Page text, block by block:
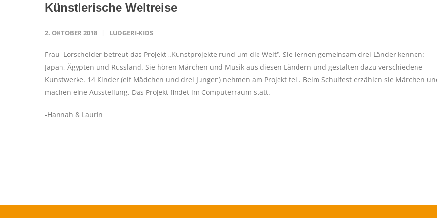
Künstlerische Weltreise
2. OKTOBER 2018 LUDGERI-KIDS
Frau Lorscheider betreut das Projekt „Kunstprojekte rund um die Welt“. Sie lernen gemeinsam drei Länder kennen:
Japan, Ägypten und Russland. Sie hören Märchen und Musik aus diesen Ländern und gestalten dazu verschiedene
Kunstwerke. 14 Kinder (elf Mädchen und drei Jungen) nehmen am Projekt teil. Beim Schulfest erzählen sie Märchen
machen eine Ausstellung. Das Projekt findet im Computerraum statt.
-Hannah & Laurin